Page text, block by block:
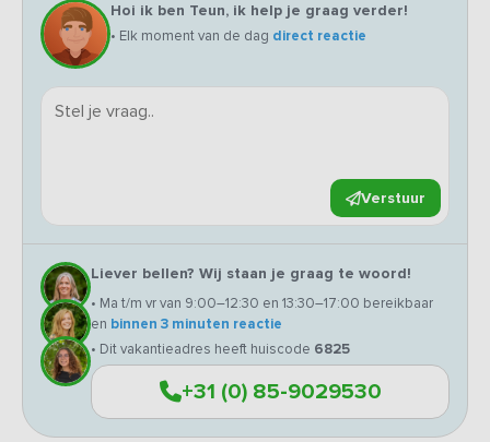
Hoi ik ben Teun, ik help je graag verder!
• Elk moment van de dag direct reactie
Verstuur
Liever bellen? Wij staan je graag te woord!
• Ma t/m vr van 9:00–12:30 en 13:30–17:00 bereikbaar
en binnen 3 minuten reactie
• Dit vakantieadres heeft huiscode 6825
+31 (0) 85-9029530